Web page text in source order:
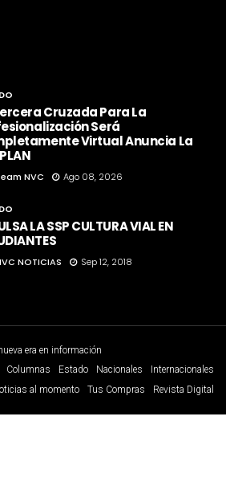
Cruzada Para La
Será
Virtual Anuncia La
NVC Ago 08, 2026
LA SSP CULTURA VIAL EN
NOTICIAS Sep 12, 2018
era en información
Columnas Estado Nacionales
Internacionales
al momento
Tus Compras Revista Digital